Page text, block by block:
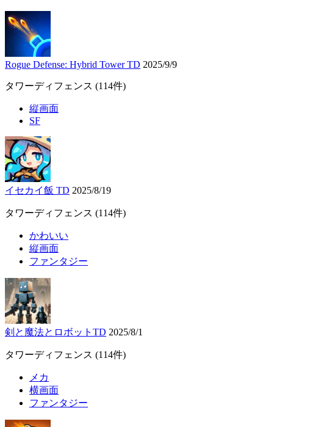
Rogue Defense: Hybrid Tower TD 2025/9/9
タワーディフェンス (114件)
縦画面
SF
イセカイ飯 TD 2025/8/19
タワーディフェンス (114件)
かわいい
縦画面
ファンタジー
剣と魔法とロボットTD 2025/8/1
タワーディフェンス (114件)
メカ
横画面
ファンタジー